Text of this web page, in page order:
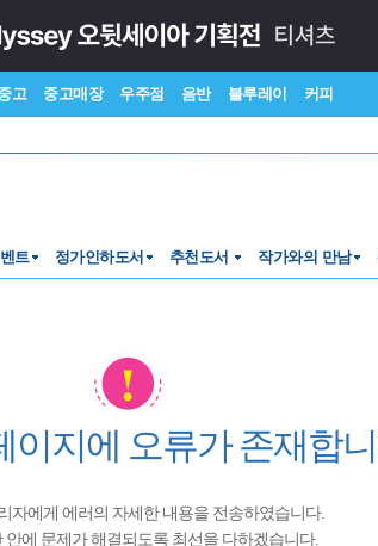
고 중고매장 우주점 음반 블루레이 커피
트 정가인하도서 추천도서 작가와의 만남
이지에 오류가 존재합
자에게 에러의 자세한 내용을 전송하였습니다.
안에 문제가 해결되도록 최선을 다하겠습니다.